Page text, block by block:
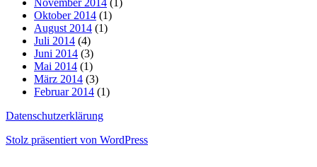
November 2014 (1)
Oktober 2014 (1)
August 2014 (1)
Juli 2014 (4)
Juni 2014 (3)
Mai 2014 (1)
März 2014 (3)
Februar 2014 (1)
Datenschutzerklärung
Stolz präsentiert von WordPress